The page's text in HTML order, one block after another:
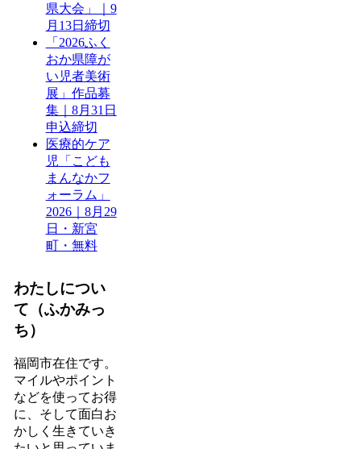
県大会」｜9
月13日締切
「2026ふく
おか県障が
い児者美術
展」作品募
集｜8月31日
申込締切
医療的ケア
児「こども
まんなかフ
ォーラム」
2026｜8月29
日・新宮
町・無料
わたしについ
て（ふかみっ
ち）
福岡市在住です。
マイルやポイント
などを使ってお得
に、そして面白お
かしく生きていき